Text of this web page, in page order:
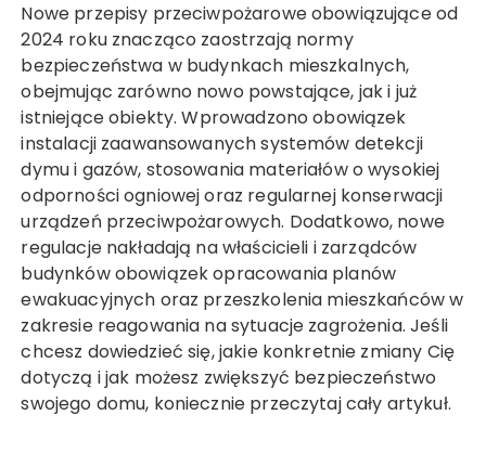
Nowe przepisy przeciwpożarowe obowiązujące od
2024 roku znacząco zaostrzają normy
bezpieczeństwa w budynkach mieszkalnych,
obejmując zarówno nowo powstające, jak i już
istniejące obiekty. Wprowadzono obowiązek
instalacji zaawansowanych systemów detekcji
dymu i gazów, stosowania materiałów o wysokiej
odporności ogniowej oraz regularnej konserwacji
urządzeń przeciwpożarowych. Dodatkowo, nowe
regulacje nakładają na właścicieli i zarządców
budynków obowiązek opracowania planów
ewakuacyjnych oraz przeszkolenia mieszkańców w
zakresie reagowania na sytuacje zagrożenia. Jeśli
chcesz dowiedzieć się, jakie konkretnie zmiany Cię
dotyczą i jak możesz zwiększyć bezpieczeństwo
swojego domu, koniecznie przeczytaj cały artykuł.